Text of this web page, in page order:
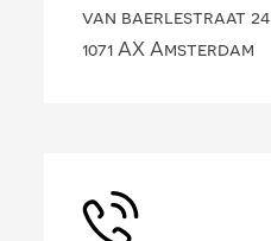
van baerlestraat 24
1071 AX Amsterdam